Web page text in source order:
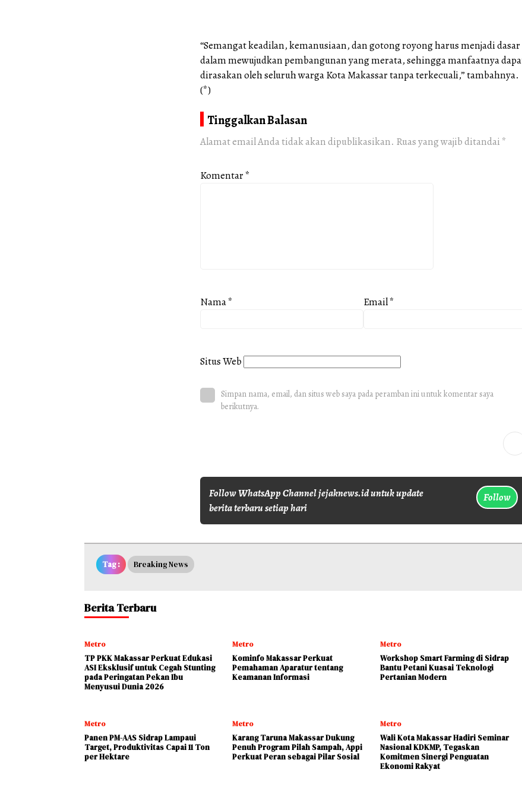
“Semangat keadilan, kemanusiaan, dan gotong royong harus menjadi dasar
dalam mewujudkan pembangunan yang merata, sehingga manfaatnya
dirasakan oleh seluruh warga Kota Makassar tanpa terkecuali,” tambahnya.
(*)
Tinggalkan Balasan
Alamat email Anda tidak akan dipublikasikan. Ruas yang wajib ditandai *
Komentar*
Nama* Email*
Situs Web
Simpan nama, email, dan situs web saya pada peramban ini untuk komentar saya
berikutnya.
Follow WhatsApp Channel jejaknews.id untuk update
berita terbaru setiap hari
Follow
Tag : Breaking News
Berita Terbaru
Metro
TP PKK Makassar Perkuat Edukasi
ASI Eksklusif untuk Cegah Stunting
pada Peringatan Pekan Ibu
Menyusui Dunia 2026
Metro
Kominfo Makassar Perkuat
Pemahaman Aparatur tentang
Keamanan Informasi
Metro
Workshop Smart Farming di Sidrap
Bantu Petani Kuasai Teknologi
Pertanian Modern
Metro
Panen PM-AAS Sidrap Lampaui
Target, Produktivitas Capai 11 Ton
per Hektare
Metro
Karang Taruna Makassar Dukung
Penuh Program Pilah Sampah, Appi
Perkuat Peran sebagai Pilar Sosial
Metro
Wali Kota Makassar Hadiri Seminar
Nasional KDKMP, Tegaskan
Komitmen Sinergi Penguatan
Ekonomi Rakyat